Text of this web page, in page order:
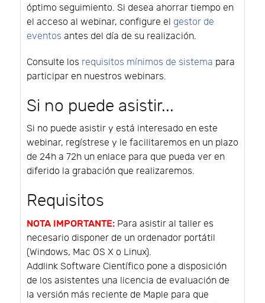
óptimo seguimiento. Si desea ahorrar tiempo en
el acceso al webinar, configure el gestor de
eventos antes del día de su realización.
Consulte los requisitos mínimos de sistema para
participar en nuestros webinars.
Si no puede asistir...
Si no puede asistir y está interesado en este
webinar, regístrese y le facilitaremos en un plazo
de 24h a 72h un enlace para que pueda ver en
diferido la grabación que realizaremos.
Requisitos
NOTA IMPORTANTE: Para asistir al taller es
necesario disponer de un ordenador portátil
(Windows, Mac OS X o Linux).
Addlink Software Científico pone a disposición
de los asistentes una licencia de evaluación de
la versión más reciente de Maple para que